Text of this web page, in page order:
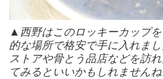
▲西野はこのロッキーカップ
的な場所で格安で手に入れま
ストアや骨とう品店などを訪
てみるといいかもしれませんね